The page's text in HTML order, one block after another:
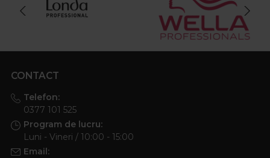
CONTACT
Telefon:
0377 101 525
Program de lucru:
Luni - Vineri / 10:00 - 15:00
Email: